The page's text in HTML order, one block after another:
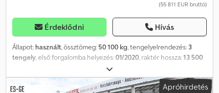
(55 811 EUR bruttó)
Érdeklődni Hívás
Állapot: használt, össztömeg: 50 100 kg, tengelyelrendezés: 3
tengely, első forgalomba helyezés:01/2020, raktér hossza:13 500
2 500 mm
teljes magasság:3 380 mm, Felszereltség:ABS, Járműazonosító
szám: YAMT23XX3K0104336 KIHÚZHATÓ 7300 mm-ig WADER
Apróhirdetés